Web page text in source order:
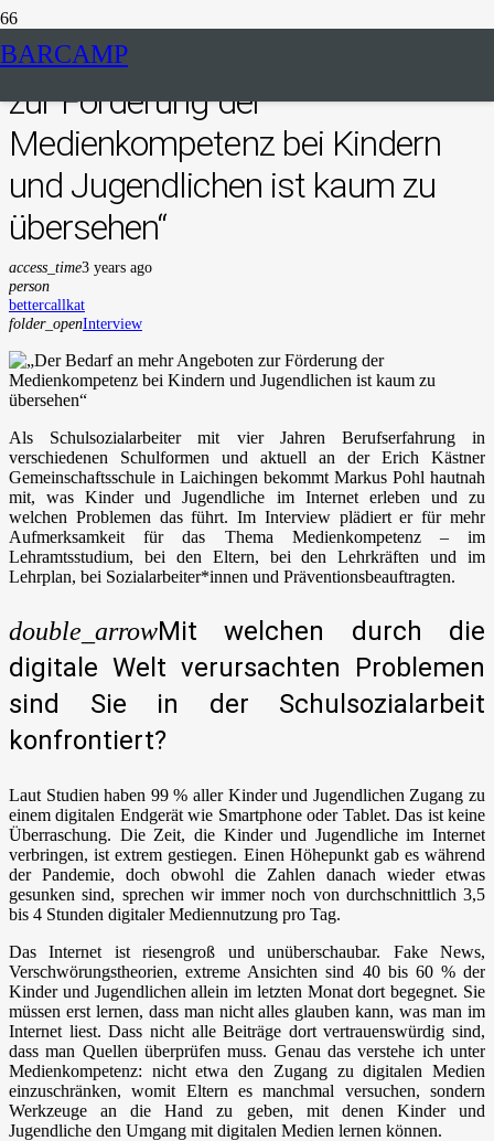
BARCAMP
„Der Bedarf an mehr Angeboten
zur Förderung der
Medienkompetenz bei Kindern
und Jugendlichen ist kaum zu
übersehen“
access_time3 years ago
person
bettercallkat
folder_openInterview
Als Schulsozialarbeiter mit vier Jahren Berufserfahrung in
verschiedenen Schulformen und aktuell an der Erich Kästner
Gemeinschaftsschule in Laichingen bekommt Markus Pohl hautnah
mit, was Kinder und Jugendliche im Internet erleben und zu
welchen Problemen das führt. Im Interview plädiert er für mehr
Aufmerksamkeit für das Thema Medienkompetenz – im
Lehramtsstudium, bei den Eltern, bei den Lehrkräften und im
Lehrplan, bei Sozialarbeiter*innen und Präventionsbeauftragten.
double_arrowMit welchen durch die
digitale Welt verursachten Problemen
sind Sie in der Schulsozialarbeit
konfrontiert?
Laut Studien haben 99 % aller Kinder und Jugendlichen Zugang zu
einem digitalen Endgerät wie Smartphone oder Tablet. Das ist keine
Überraschung. Die Zeit, die Kinder und Jugendliche im Internet
verbringen, ist extrem gestiegen. Einen Höhepunkt gab es während
der Pandemie, doch obwohl die Zahlen danach wieder etwas
gesunken sind, sprechen wir immer noch von durchschnittlich 3,5
bis 4 Stunden digitaler Mediennutzung pro Tag.
Das Internet ist riesengroß und unüberschaubar. Fake News,
Verschwörungstheorien, extreme Ansichten sind 40 bis 60 % der
Kinder und Jugendlichen allein im letzten Monat dort begegnet. Sie
müssen erst lernen, dass man nicht alles glauben kann, was man im
Internet liest. Dass nicht alle Beiträge dort vertrauenswürdig sind,
dass man Quellen überprüfen muss. Genau das verstehe ich unter
Medienkompetenz: nicht etwa den Zugang zu digitalen Medien
einzuschränken, womit Eltern es manchmal versuchen, sondern
Werkzeuge an die Hand zu geben, mit denen Kinder und
Jugendliche den Umgang mit digitalen Medien lernen können.